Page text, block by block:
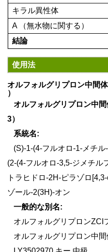
キラル異性体
A
（無水物に関する）
結論
使用法
オルフォルグリプロン中間
）
オルフォルグリプロン中
3）
系統名:
(S)-1-(4-フルオロ-1-メチ
(2-(4-フルオロ-3,5-ジメチル
トラヒドロ-2H-ピラゾロ
ゾール-2(3H)-オン
一般的な別名:
オルフォルグリプロンZCI
オルフォルグリプロン中